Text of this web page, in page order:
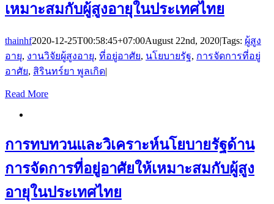
เหมาะสมกับผู้สูงอายุในประเทศไทย
thainhf2020-12-25T00:58:45+07:00August 22nd, 2020|Tags: ผู้สูง
อายุ, งานวิจัยผู้สูงอายุ, ที่อยู่อาศัย, นโยบายรัฐ, การจัดการที่อยู่
อาศัย, สิรินทร์ยา พูลเกิด|
Read More
การทบทวนและวิเคราะห์นโยบายรัฐด้าน
การจัดการที่อยู่อาศัยให้เหมาะสมกับผู้สูง
อายุในประเทศไทย